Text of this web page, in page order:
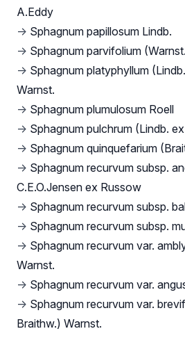
A.Eddy
→ Sphagnum papillosum Lindb.
→ Sphagnum parvifolium
→ Sphagnum platyphyllum
Warnst.
→ Sphagnum plumulosum Roell
→ Sphagnum pulchrum (Lindb.
→ Sphagnum quinquefarium
→ Sphagnum recurvum subsp.
C.E.O.Jensen ex Russow
→ Sphagnum recurvum subsp.
→ Sphagnum recurvum subsp.
→ Sphagnum recurvum var.
Warnst.
→ Sphagnum recurvum var.
→ Sphagnum recurvum var.
Braithw.) Warnst.